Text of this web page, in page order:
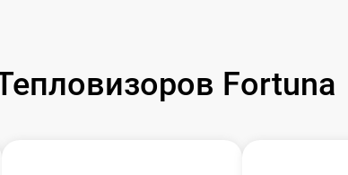
Fortuna